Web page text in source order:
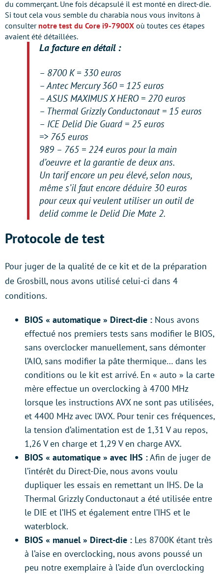
du commerçant. Une fois décapsulé il est monté en direct-die.
Si tout cela vous semble du charabia nous vous invitons à
consulter notre test du Core i9-7900X où toutes ces étapes
avaient été détaillées.
La facture en détail :
– 8700 K = 330 euros
– Antec Mercury 360 = 125 euros
– ASUS MAXIMUS X HERO = 270 euros
– Thermal Grizzly Conductonaut = 15 euros
– ICE Delid Die Guard = 25 euros
=> 765 euros
989 – 765 = 224 euros pour la main
d’oeuvre et la garantie de deux ans.
Un tarif encore un peu élevé, selon nous,
même s’il faut encore déduire 30 euros
pour ceux qui veulent utiliser un outil de
delid comme le Delid Die Mate 2.
Protocole de test
Pour juger de la qualité de ce kit et de la préparation
de Grosbill, nous avons utilisé celui-ci dans 4
conditions.
BIOS « automatique » Direct-die : Nous avons
effectué nos premiers tests sans modifier le BIOS,
sans overclocker manuellement, sans démonter
l’AIO, sans modifier la pâte thermique… dans les
conditions ou le kit est arrivé. En « auto » la carte
mère effectue un overclocking à 4700 MHz
lorsque les instructions AVX ne sont pas utilisées,
et 4400 MHz avec l’AVX. Pour tenir ces fréquences,
la tension d’alimentation est de 1,31 V au repos,
1,26 V en charge et 1,29 V en charge AVX.
BIOS « automatique » avec IHS :Afin de juger de
l’intérêt du Direct-Die, nous avons voulu
dupliquer les essais en remettant un IHS. De la
Thermal Grizzly Conductonaut a été utilisée entre
le DIE et l’IHS et également entre l’IHS et le
waterblock.
BIOS « manuel » Direct-die : Les 8700K étant très
à l’aise en overclocking, nous avons poussé un
peu notre exemplaire à l’aide d’un overclocking